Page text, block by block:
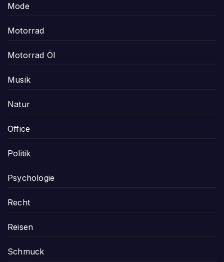
Mode
Motorrad
Motorrad Öl
Musik
Natur
Office
Politik
Psychologie
Recht
Reisen
Schmuck